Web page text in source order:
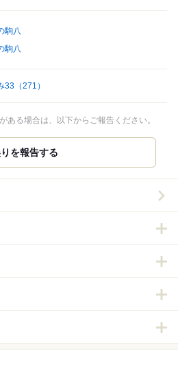
駒八
駒八
33 （271）
る場合は、以下からご報告ください。
を報告する